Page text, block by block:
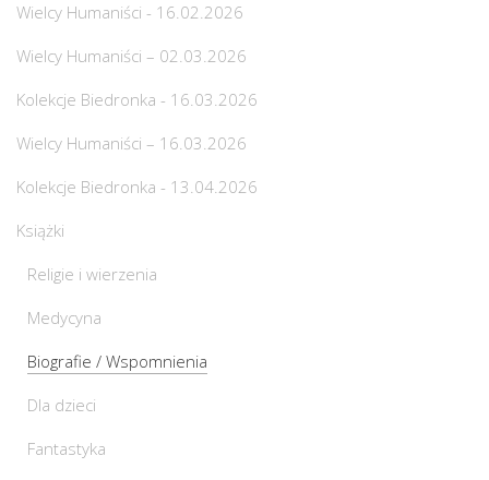
Wielcy Humaniści - 16.02.2026
Wielcy Humaniści – 02.03.2026
Kolekcje Biedronka - 16.03.2026
Wielcy Humaniści – 16.03.2026
Kolekcje Biedronka - 13.04.2026
Książki
Religie i wierzenia
Medycyna
Biografie / Wspomnienia
Dla dzieci
Fantastyka